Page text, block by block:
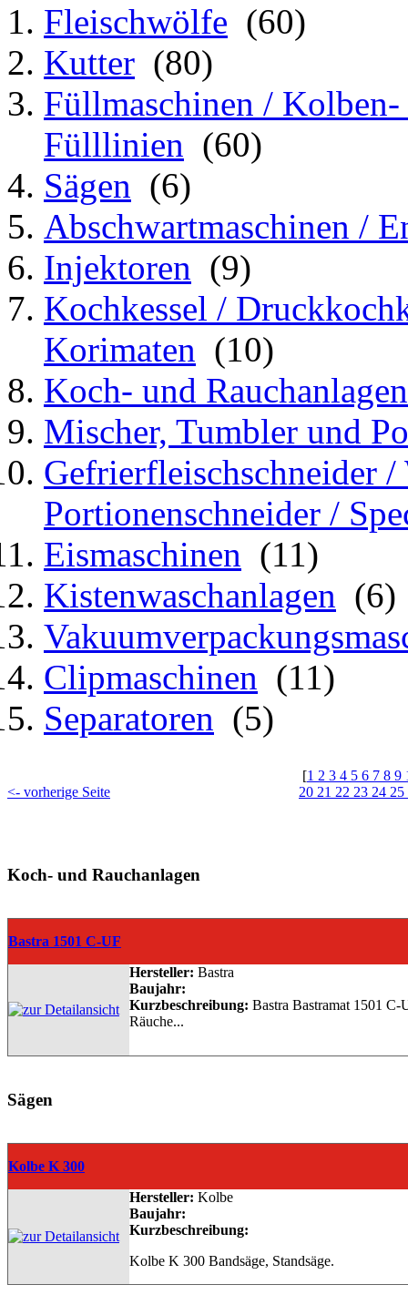
Fleischwölfe (60)
Kutter (80)
Füllmaschinen /
Fülllinien (60)
Sägen (6)
Abschwartmaschinen /
Injektoren (9)
Kochkessel /
Korimaten (10)
Koch- und Rauchanlagen
Mischer, Tumbler und
Gefrierfleischschneider
Portionenschneider /
Eismaschinen (11)
Kistenwaschanlagen (6)
Clipmaschinen (11)
Separatoren (5)
<- vorherige Seite
[1 2 3 4 5 6 7 8 9
20 21 22 23 24 25
Koch- und Rauchanlagen
Bastra 1501 C-UF
Hersteller: Bastra
Baujahr:
Kurzbeschreibung: Bastra Bastramat 1501 C-
Räuche...
Sägen
Kolbe K 300
Hersteller: Kolbe
Baujahr:
Kurzbeschreibung:
Kolbe K 300 Bandsäge, Standsäge.